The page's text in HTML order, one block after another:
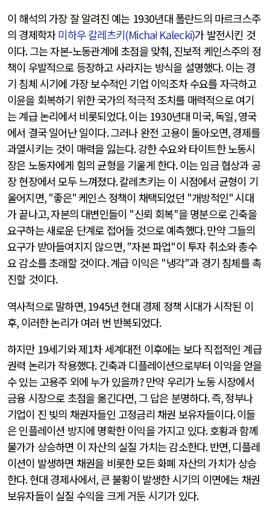
이 해석의 가장 잘 알려진 예는 1930년대 폴란드의 마르크스주
의 경제학자미하우 칼레츠키(Michał Kalecki)가 발전시킨 것
이다.그는 자본-노동관계에 초점을 맞춰, 진보적 케인스주의 정
책이 우발적으로 등장하고 사라지는 방식을 설명했다.이는 경
기 침체 시기에 가장 보수적인 기업 이익조차 수요를 자극하고
이윤을 회복하기 위한 국가의 적극적 조치를 매력적으로 여기
는 계급 논리에서 비롯되었다.이는 1930년대 미국,독일,영국
에서 결국 일어난 일이다.그러나 완전 고용이 돌아오면,경제를
과열시키는 것이 매력을 잃는다.강한 수요와 타이트한 노동시
장은 노동자에게 힘의 균형을 기울게 한다.이는 임금 협상과 공
장 현장에서 모두 느껴졌다.칼레츠키는 이 시점에서 균형이 기
울어지면, "좋은" 케인스 정책이 채택되었던 "개방적인"시대
가 끝나고,자본의 대변인들이 "신뢰 회복"을 명분으로 긴축을
요구하는 새로운 단계로 접어들 것으로 예측했다.만약 그들의
요구가 받아들여지지 않으면, "자본 파업"이 투자 취소와 총수
요 감소를 초래할 것이다.계급 이익은 "냉각"과 경기 침체를 촉
진할 것이다.
역사적으로 말하면, 1945년 현대 경제 정책 시대가 시작된 이
후, 이러한 논리가 여러 번 반복되었다.
하지만 19세기와 제1차 세계대전 이후에는 보다 직접적인 계급
권력 논리가 작용했다.긴축과 디플레이션으로부터 이익을 얻을
수 있는 고용주 외에 누가 있을까?만약 우리가 노동 시장에서
금융 시장으로 초점을 옮긴다면,그 답은 분명하다.즉,정부나
기업이 진 빚의 채권자들인 고정금리 채권 보유자들이다.이들
은 인플레이션 방지에 명확한 이익을 가지고 있다.호황과 함께
물가가 상승하면 이 자산의 실질 가치는 감소한다.반면,디플레
이션이 발생하면 채권을 비롯한 모든 화폐 자산의 가치가 상승
한다.현대 경제사에서,큰 불황이 발생한 시기의 이면에는 채권
보유자들이 실질 수익을 크게 거둔 시기가 있다.